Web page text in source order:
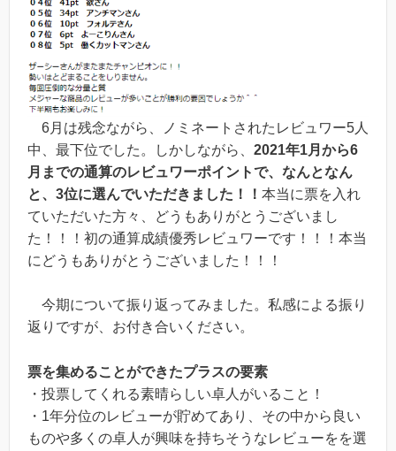
6月は残念ながら、ノミネートされたレビュワー5人
中、最下位でした。しかしながら、 2021年1月から6
月までの通算のレビュワーポイントで、なんとなん
と、3位に選んでいただきました！！ 本当に票を入れ
ていただいた方々、どうもありがとうございまし
た！！！ 初の通算成績優秀レビュワーです！！！本当
にどうもありがとうございました！！！
今期について振り返ってみました。私感による振り
返りですが、お付き合いください。
票を集めることができたプラスの要素
・投票してくれる素晴らしい卓人がいること！
・1年分位のレビューが貯めてあり、その中から良い
ものや多くの卓人が興味を持ちそうなレビューをを選